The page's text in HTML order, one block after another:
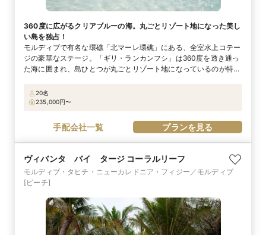
360度に広がるクリアブルーの海。丸ごとリゾート地になった美し
い島を独占！
モルディブで有名な環礁「北マーレ環礁」にある、全室水上コテー
ジの豪華なステージ。「ギリ・ランカンフシ」は360度を透き通っ
た海に囲まれ、島ひとつが丸ごとリゾート地になっているのが特徴
透明のバージンロードからは、クリアブルーの海中を泳ぐ熱帯魚が
真下に見え、祭壇からはモルディブの水平線が目の前に広がりま
能。ゲストと共に過ごすゴージャスなリゾートウエディングを満喫
できます。
20名
235,000円〜
手配会社一覧 プランを見る
ヴィバンタ バイ タージ コーラルリーフ
モルディブ・タヒチ・ニューカレドニア・フィジー／モルディブ
[ビーチ]